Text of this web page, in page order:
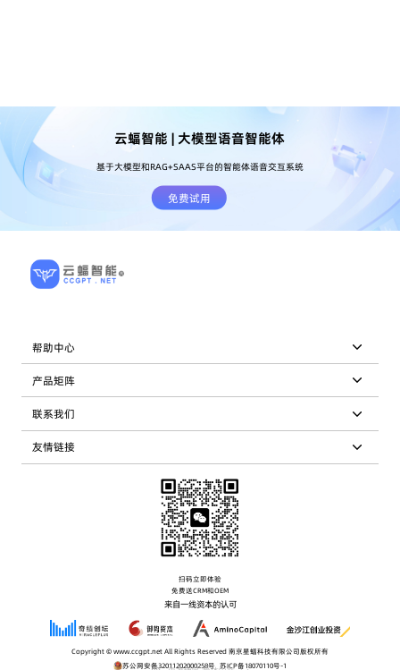
云蝠智能 | 大模型语音智能体
基于大模型和RAG+SAAS平台的智能体语音交互系统
免费试用
帮助中心
产品矩阵
联系我们
友情链接
扫码立即体验
免费送CRM和OEM
来自一线资本的认可
Copyright © www.ccgpt.net All Rights Reserved 南京星蝠科技有限公司版权所有
苏公网安备32011202000258号| 苏ICP备18070110号-1